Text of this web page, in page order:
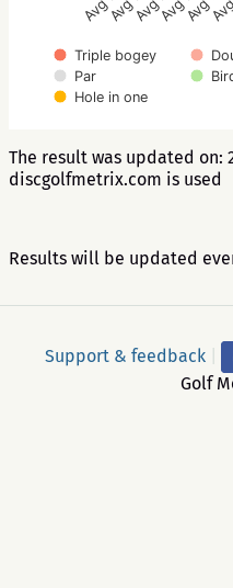
Triple bogey
Par
Hole in one
The result was updated on:
discgolfmetrix.com is used
Results will be updated
Support & feedback
Golf